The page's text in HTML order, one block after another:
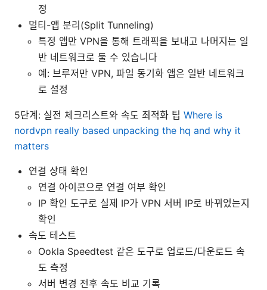
정
멀티-앱 분리(Split Tunneling)
특정 앱만 VPN을 통해 트래픽을 보내고 나머지는 일
반 네트워크로 둘 수 있습니다
예: 브루저만 VPN, 파일 동기화 앱은 일반 네트워크
로 설정
5단계: 실전 체크리스트와 속도 최적화 팁 Where is
nordvpn really based unpacking the hq and why it
matters
연결 상태 확인
연결 아이콘으로 연결 여부 확인
IP 확인 도구로 실제 IP가 VPN 서버 IP로 바뀌었는지
확인
속도 테스트
Ookla Speedtest 같은 도구로 업로드/다운로드 속
도 측정
서버 변경 전후 속도 비교 기록